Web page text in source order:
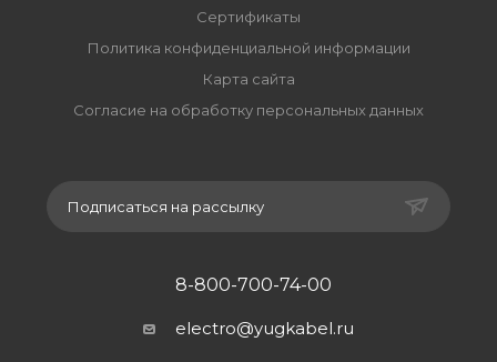
Сертификаты
Политика конфиденциальной информации
Карта сайта
Согласие на обработку персональных данных
Подписаться на рассылку
8-800-700-74-00
electro@yugkabel.ru